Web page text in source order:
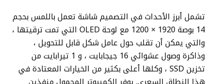
تشمل أبرز الأحداث في التصميم شاشة تعمل باللمس بحجم
14 بوصة 1920 × 1200 مع لوحة OLED التي تمت ترقيتها ،
والتي يمكن أن تقلب حول عامل شكل قابل للتحويل ،
وذاكرة وصول عشوائي 16 جيجابايت ، و 1 تيرابايت من
تخزين SSD ، وكلها أعلى بكثير من الخيارات المعتادة في